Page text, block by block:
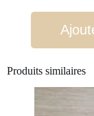
Produits similaires